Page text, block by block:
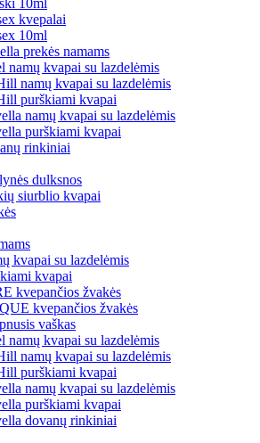
kvepalai
10ml
prekės namams
namų kvapai su lazdelėmis
namų kvapai su lazdelėmis
purškiami kvapai
namų kvapai su lazdelėmis
purškiami kvapai
rinkiniai
dulksnos
siurblio kvapai
kvapai su lazdelėmis
kvapai
kvepančios žvakės
kvepančios žvakės
vaškas
namų kvapai su lazdelėmis
namų kvapai su lazdelėmis
purškiami kvapai
namų kvapai su lazdelėmis
purškiami kvapai
dovanų rinkiniai